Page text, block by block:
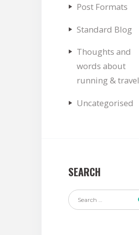
Post Formats
Standard Blog
Thoughts and
words about
running & travel
Uncategorised
SEARCH